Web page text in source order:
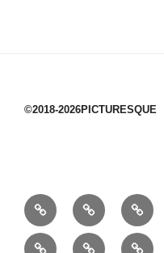
©2018-2026PICTURESQUE
1/10：
材
料
10/10：
ジ
ュ
2/10：
製
作
6/10：
7/10：
8/10：